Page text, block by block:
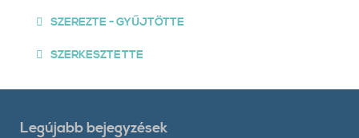
SZEREZTE - GYŰJTÖTTE
SZERKESZTETTE
Legújabb bejegyzések